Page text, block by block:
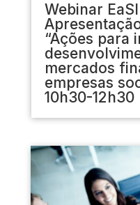
Webinar
“Ações para
mercados
empresas
10h30-